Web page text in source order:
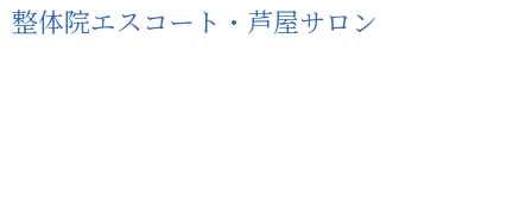
整体院エスコート・芦屋サロン